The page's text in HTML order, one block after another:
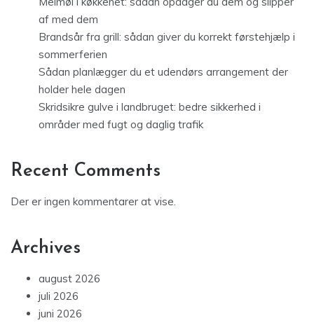
af med dem
Brandsår fra grill: sådan giver du korrekt førstehjælp i
sommerferien
Sådan planlægger du et udendørs arrangement der
holder hele dagen
Skridsikre gulve i landbruget: bedre sikkerhed i
områder med fugt og daglig trafik
Recent Comments
Der er ingen kommentarer at vise.
Archives
august 2026
juli 2026
juni 2026